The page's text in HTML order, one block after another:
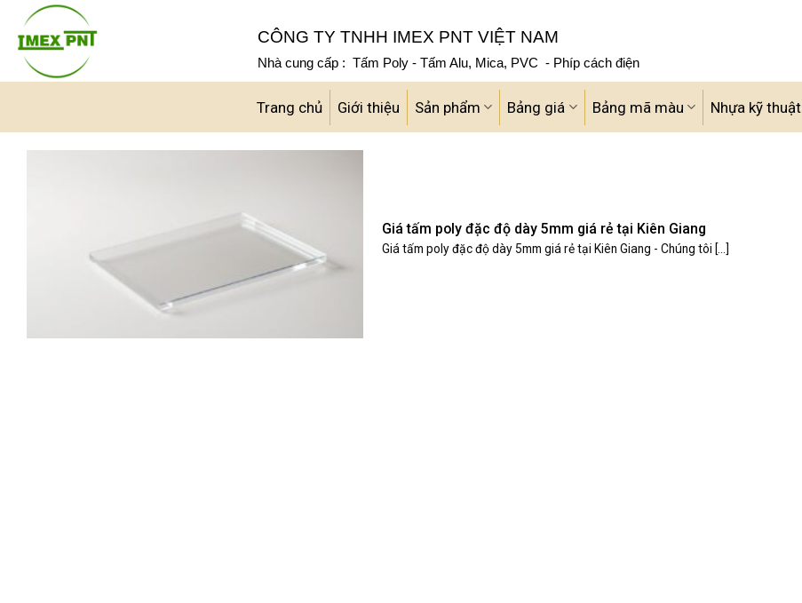
content
CÔNG TY TNHH IMEX PNT VIỆT NAM
Nhà cung cấp : Tấm Poly - Tấm Alu, Mica, PVC - Phíp cách điện
Trang chủ Giới thiệu Sản phẩm Bảng giá Bảng mã màu Nhựa kỹ thuật
Giá tấm poly đặc độ dày 5mm giá rẻ tại Kiên Giang
Giá tấm poly đặc độ dày 5mm giá rẻ tại Kiên Giang - Chúng tôi [...]